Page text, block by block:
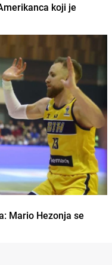
koji je
Mario Hezonja se